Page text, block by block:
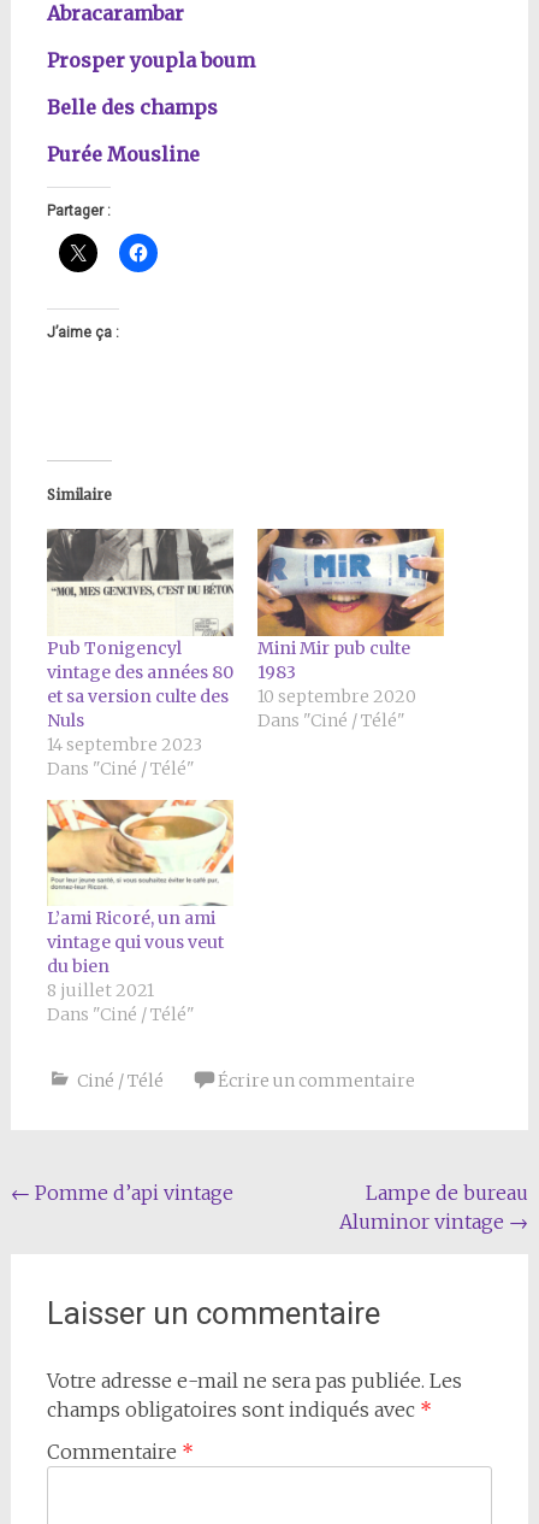
Abracarambar
Prosper youpla boum
Belle des champs
Purée Mousline
Partager :
J’aime ça :
Similaire
Pub Tonigencyl
vintage des années 80
et sa version culte des
Nuls
14 septembre 2023
Dans "Ciné / Télé"
Mini Mir pub culte
1983
10 septembre 2020
Dans "Ciné / Télé"
L’ami Ricoré, un ami
vintage qui vous veut
du bien
8 juillet 2021
Dans "Ciné / Télé"
Ciné / Télé Écrire un commentaire
Navigation
← Pomme d’api vintage
Lampe de bureau
Aluminor vintage →
Laisser un commentaire
Votre adresse e-mail ne sera pas publiée. Les
champs obligatoires sont indiqués avec *
Commentaire *